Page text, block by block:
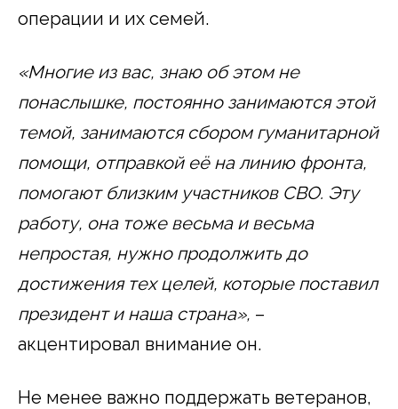
операции и их семей.
«Многие из вас, знаю об этом не
понаслышке, постоянно занимаются этой
темой, занимаются сбором гуманитарной
помощи, отправкой её на линию фронта,
помогают близким участников СВО. Эту
работу, она тоже весьма и весьма
непростая, нужно продолжить до
достижения тех целей, которые поставил
президент и наша страна», –
акцентировал внимание он.
Не менее важно поддержать ветеранов,